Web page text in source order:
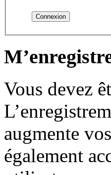
Vous devez
augmente
également